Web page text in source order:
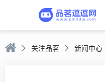
关注品茗 新闻中心